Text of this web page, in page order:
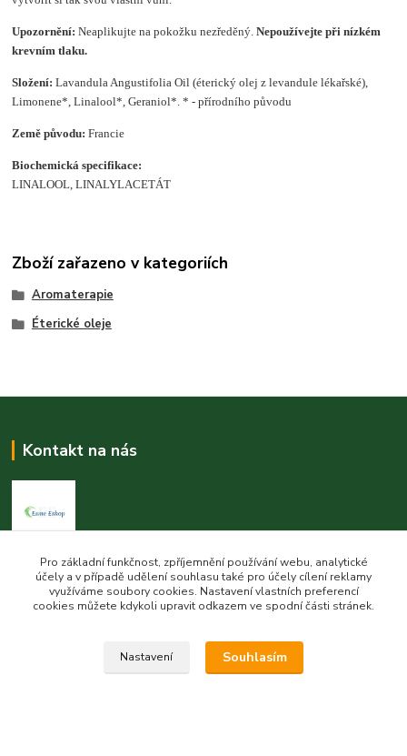
Upozornění: Neaplikujte na pokožku nezředěný.Nepoužívejte při nízkém
krevním tlaku.
Složení: Lavandula Angustifolia Oil (éterický olej z levandule lékařské),
Limonene*, Linalool*, Geraniol*. * - přírodního původu
Země původu: Francie
Biochemická specifikace:
LINALOOL, LINALYLACETÁT
Zboží zařazeno v kategoriích
Aromaterapie
Éterické oleje
Kontakt na nás
Esme eshop
Jan Vohlídal
objednavky@esme-eshop.cz
Pro základní funkčnost, zpříjemnění používání webu, analytické
účely a v případě udělení souhlasu také pro účely cílení reklamy
využíváme soubory cookies. Nastavení vlastních preferencí
cookies můžete kdykoli upravit odkazem ve spodní části stránek.
Nastavení Souhlasím